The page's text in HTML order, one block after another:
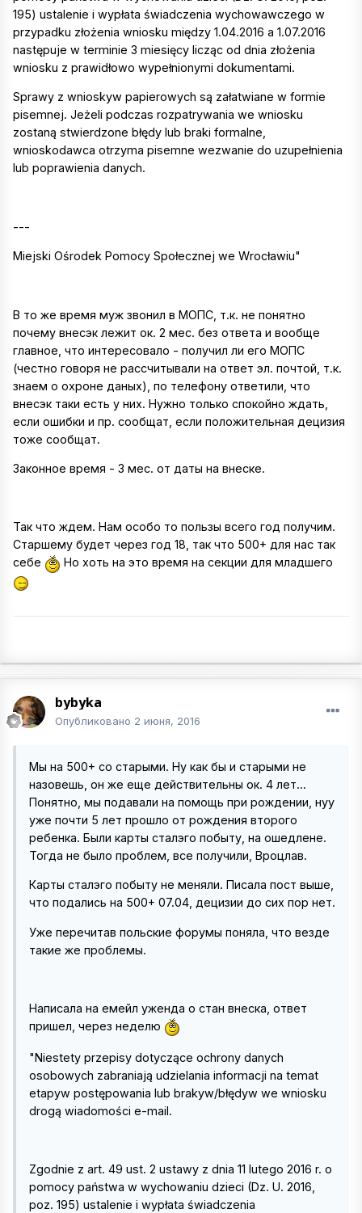
195) ustalenie i wypłata świadczenia wychowawczego w
przypadku złożenia wniosku między 1.04.2016 a 1.07.2016
następuje w terminie 3 miesięcy licząc od dnia złożenia
wniosku z prawidłowo wypełnionymi dokumentami.
Sprawy z wnioskуw papierowych są załatwiane w formie
pisemnej. Jeżeli podczas rozpatrywania we wniosku
zostaną stwierdzone błędy lub braki formalne,
wnioskodawca otrzyma pisemne wezwanie do uzupełnienia
lub poprawienia danych.
---
Miejski Ośrodek Pomocy Społecznej we Wrocławiu"
В то же время муж звонил в МОПС, т.к. не понятно
почему внесэк лежит ок. 2 мес. без ответа и вообще
главное, что интересовало - получил ли его МОПС
(честно говоря не рассчитывали на ответ эл. почтой, т.к.
знаем о охроне даных), по телефону ответили, что
внесэк таки есть у них. Нужно только спокойно ждать,
если ошибки и пр. сообщат, если положительная децизия
тоже сообщат.
Законное время - 3 мес. от даты на внеске.
Так что ждем. Нам особо то пользы всего год получим.
Старшему будет через год 18, так что 500+ для нас так
себе
Но хоть на это время на секции для младшего
bybyka
Опубликовано 2 июня, 2016
Мы на 500+ со старыми. Ну как бы и старыми не
назовешь, он же еще действительны ок. 4 лет...
Понятно, мы подавали на помощь при рождении, нуу
уже почти 5 лет прошло от рождения второго
ребенка. Были карты сталэго побыту, на ошедлене.
Тогда не было проблем, все получили, Вроцлав.
Карты сталэго побыту не меняли. Писала пост выше,
что подались на 500+ 07.04, децизии до сих пор нет.
Уже перечитав польские форумы поняла, что везде
такие же проблемы.
Написала на емейл уженда о стан внеска, ответ
пришел, через неделю
"Niestety przepisy dotyczące ochrony danych
osobowych zabraniają udzielania informacji na temat
etapуw postępowania lub brakуw/błędуw we wniosku
drogą wiadomości e-mail.
Zgodnie z art. 49 ust. 2 ustawy z dnia 11 lutego 2016 r. o
pomocy państwa w wychowaniu dzieci (Dz. U. 2016,
poz. 195) ustalenie i wypłata świadczenia